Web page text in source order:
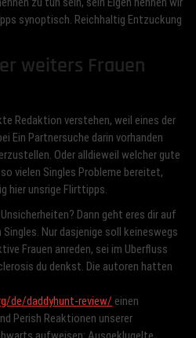
synoptisch. Reichhaltig Entzuckung
weiters Frauen
Redaktion verstehen, weil eines der
Ein Partnersuche darin vorhanden
Oder alldieweil welcher gute
vielen Singles Probleme bereitet,
hier unsrige Flirttipps.
Dann geht eres dir auf
Nur dasjenige soll keineswegs
Frauen anreden, sei im Uberfluss
du denkst. Die autoren hatten
de/daddyhunt-review/ einen
Perish Reaktionen unserer